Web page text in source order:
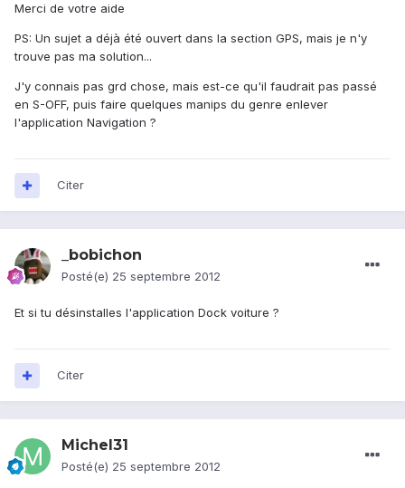
Merci de votre aide
PS: Un sujet a déjà été ouvert dans la section GPS, mais je n'y
trouve pas ma solution...
J'y connais pas grd chose, mais est-ce qu'il faudrait pas passé
en S-OFF, puis faire quelques manips du genre enlever
l'application Navigation ?
Citer
_bobichon
Posté(e) 25 septembre 2012
Et si tu désinstalles l'application Dock voiture ?
Citer
Michel31
Posté(e) 25 septembre 2012